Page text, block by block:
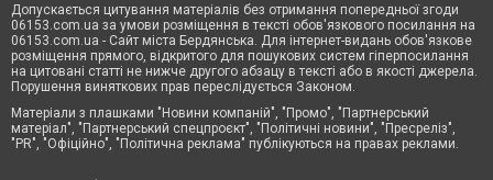
Допускається цитування матеріалів без отримання попередньої згоди
06153.com.ua за умови розміщення в тексті обов'язкового посилання на
06153.com.ua - Сайт міста Бердянська. Для інтернет-видань обов'язкове
розміщення прямого, відкритого для пошукових систем гіперпосилання
на цитовані статті не нижче другого абзацу в тексті або в якості джерела.
Порушення виняткових прав переслідується Законом.
Матеріали з плашками "Новини компаній", "Промо", "Партнерський
матеріал", "Партнерський спецпроєкт", "Політичні новини", "Пресреліз",
"PR", "Офіційно", "Політична реклама" публікуються на правах реклами.